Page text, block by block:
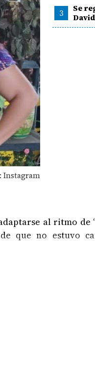
Instagram
3
Se
David
al ritmo de
que no estuvo